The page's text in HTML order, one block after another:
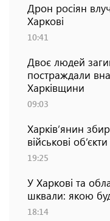
Дрон росіян
Харкові
10:41
Двоє людей
постраждали
Харківщини
09:03
Харків’янин
військові
19:25
У Харкові та
шквали: якою
18:14